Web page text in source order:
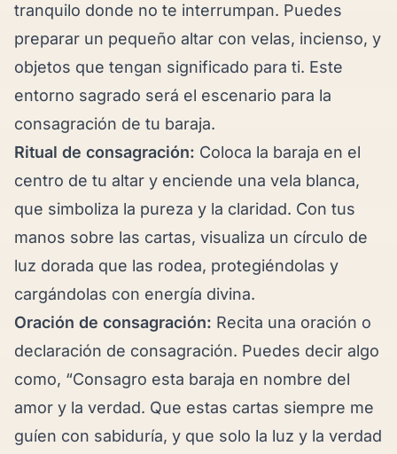
tranquilo donde no te interrumpan. Puedes
preparar un pequeño altar con velas, incienso, y
objetos que tengan significado para ti. Este
entorno sagrado será el escenario para la
consagración de tu baraja.
Ritual de consagración: Coloca la baraja en el
centro de tu altar y enciende una vela blanca,
que simboliza la pureza y la claridad. Con tus
manos sobre las cartas, visualiza un círculo de
luz dorada que las rodea, protegiéndolas y
cargándolas con energía divina.
Oración de consagración: Recita una oración o
declaración de consagración. Puedes decir algo
como, “Consagro esta baraja en nombre del
amor y la verdad. Que estas cartas siempre me
guíen con sabiduría, y que solo la luz y la verdad